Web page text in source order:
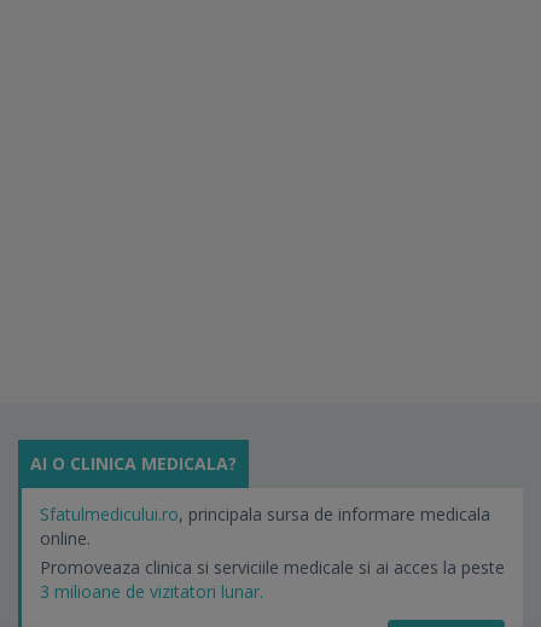
AI O CLINICA MEDICALA?
Sfatulmedicului.ro, principala sursa de informare medicala
online.
Promoveaza clinica si serviciile medicale si ai acces la peste
3 milioane de vizitatori lunar.